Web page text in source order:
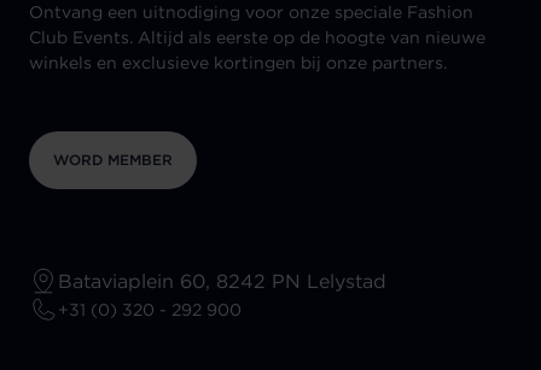
Ontvang een uitnodiging voor onze speciale Fashion
Club Events. Altijd als eerste op de hoogte van nieuwe
winkels en exclusieve kortingen bij onze partners.
WORD MEMBER
Bataviaplein 60, 8242 PN Lelystad
+31 (0) 320 - 292 900